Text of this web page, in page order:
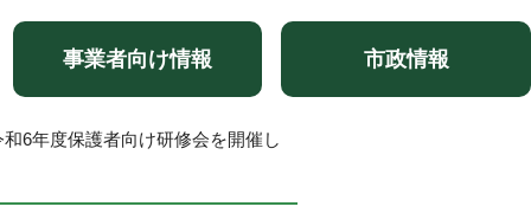
事業者向け情報 市政情報
6年度保護者向け研修会を開催し